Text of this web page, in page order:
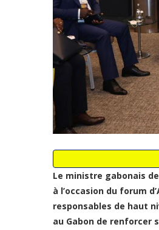
Le ministre gabonais
à l’occasion du forum
responsables de haut
au Gabon de renforcer